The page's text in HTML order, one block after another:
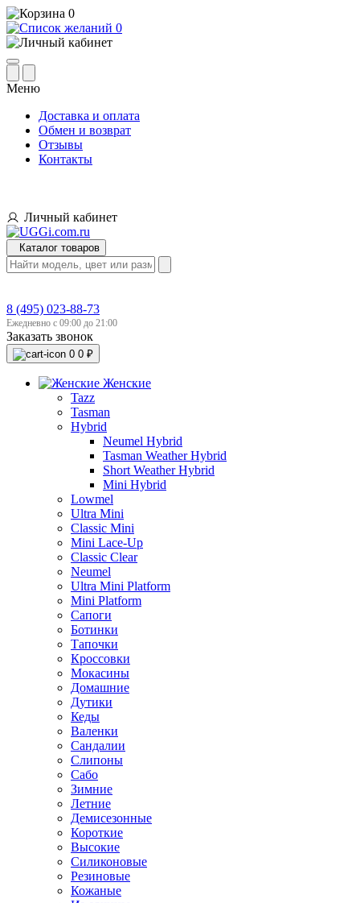
0
0
Меню
Доставка и оплата
Обмен и возврат
Отзывы
Контакты
Личный кабинет
Каталог товаров
8 (495) 023-88-73
Ежедневно с 09:00 до 21:00
Заказать звонок
0 0 ₽
Женские
Tazz
Tasman
Hybrid
Neumel Hybrid
Tasman Weather Hybrid
Short Weather Hybrid
Mini Hybrid
Lowmel
Ultra Mini
Classic Mini
Mini Lace-Up
Classic Clear
Neumel
Ultra Mini Platform
Mini Platform
Сапоги
Ботинки
Тапочки
Кроссовки
Мокасины
Домашние
Дутики
Кеды
Валенки
Сандалии
Слипоны
Сабо
Зимние
Летние
Демисезонные
Короткие
Высокие
Силиконовые
Резиновые
Кожаные